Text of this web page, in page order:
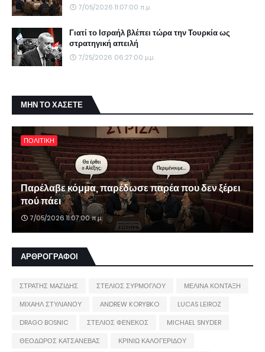
7/05/2026 11:07:00 π.μ.
Γιατί το Ισραήλ βλέπει τώρα την Τουρκία ως
στρατηγική απειλή
7/25/2026 06:27:00 μ.μ.
ΜΗΝ ΤΟ ΧΑΣΕΤΕ
ΠΟΛΙΤΙΚΗ
Παρέλαβε κόμμα, παρέδωσε παρέα που δεν ξέρει
πού πάει
7/05/2026 11:07:00 π.μ.
ΑΡΘΡΟΓΡΑΦΟΙ
ΣΤΡΑΤΗΣ ΜΑΖΙΔΗΣ ΣΤΕΛΙΟΣ ΣΥΡΜΟΓΛΟΥ
ΜΕΛΙΝΑ ΚΟΝΤΑΞΗ
ΜΙΧΑΗΛ ΣΤΥΛΙΑΝΟΥ
ANDREW KORYBKO
LUCAS LEIROZ
DRAGO BOSNIC
ΣΤΕΛΙΟΣ ΦΕΝΕΚΟΣ
MICHAEL SNYDER
ΘΕΟΔΩΡΟΣ ΚΑΤΣΑΝΕΒΑΣ
ΚΡΙΝΙΩ ΚΑΛΟΓΕΡΙΔΟΥ